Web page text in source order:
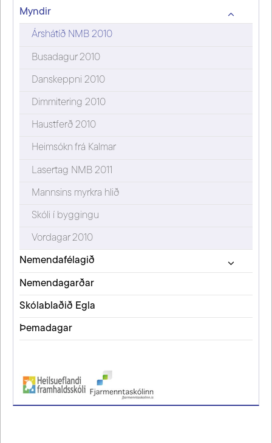
Myndir
Árshátíð NMB 2010
Busadagur 2010
Danskeppni 2010
Dimmitering 2010
Haustferð 2010
Heimsókn frá Kalmar
Lasertag NMB 2011
Mannsins myrkra hlið
Skóli í byggingu
Vordagar 2010
Nemendafélagið
Nemendagarðar
Skólablaðið Egla
Þemadagar